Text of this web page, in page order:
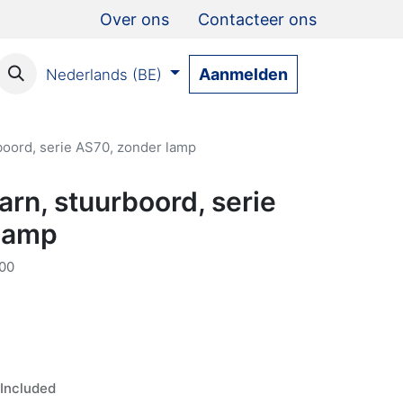
Over ons Contacteer ons
Nederlands (BE) Aanmelden
serie AS70, zonder lamp
stuurboord, serie